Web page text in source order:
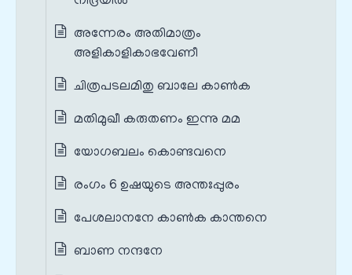
അന്നേരം അതിമാത്രം
അളികാളികാഭവേണീ
ചിത്രപടലമിതു ബാലേ കാൺക
മതിമുഖീ കരുതണം ഇന്നു മമ
യോഗബലം കൊണ്ടവനെ
രംഗം 6 ഉഷയുടെ അന്തഃപ്പുരം
പേശലാനനേ കാൺക കാന്തനെ
ബാണ നന്ദനേ